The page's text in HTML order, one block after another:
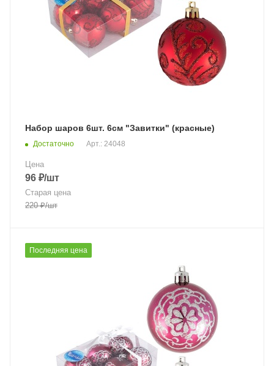
Набор шаров 6шт. 6см "Завитки" (красные)
Достаточно Арт.: 24048
Цена
96 ₽/шт
Старая цена
220₽/шт
Последняя цена